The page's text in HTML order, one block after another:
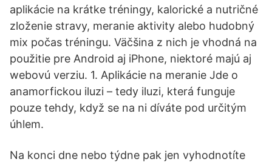
aplikácie na krátke tréningy, kalorické a nutričné
zloženie stravy, meranie aktivity alebo hudobný
mix počas tréningu. Väčšina z nich je vhodná na
použitie pre Android aj iPhone, niektoré majú aj
webovú verziu. 1. Aplikácie na meranie Jde o
anamorfickou iluzi – tedy iluzi, která funguje
pouze tehdy, když se na ni díváte pod určitým
úhlem.
Na konci dne nebo týdne pak jen vyhodnotíte